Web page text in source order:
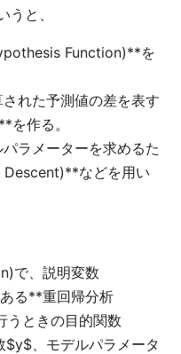
と、
Function)**を
れた予測値の差を表す
作る。
ラメーターを求めるた
などを用い
で、説明変数
る**重回帰分析
ときの目的関数
、モデルパラメータ